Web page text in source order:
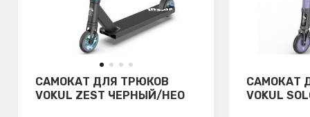
САМОКАТ ДЛЯ ТРЮКОВ
VOKUL ZEST ЧЕРНЫЙ/НЕО
САМОКАТ
VOKUL